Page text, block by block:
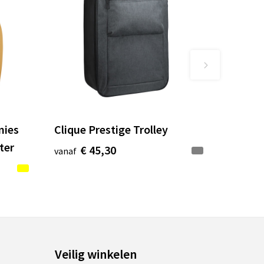
Clique Prestige Trolley
vanaf € 45,30
Veilig winkelen